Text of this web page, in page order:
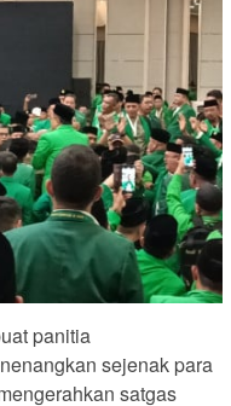
panitia
sejenak para
satgas